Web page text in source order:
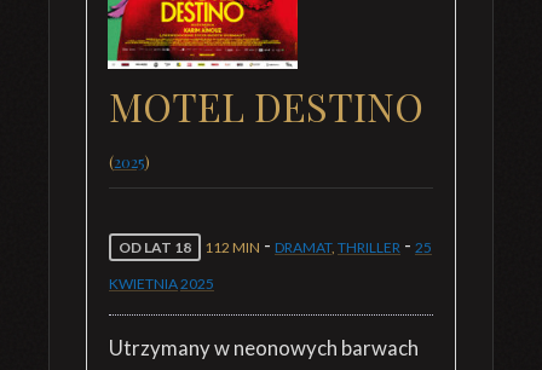
MOTEL DESTINO
(2025)
OD LAT 18 112 MIN - DRAMAT, THRILLER - 25
KWIETNIA2025
Utrzymany w neonowych barwach